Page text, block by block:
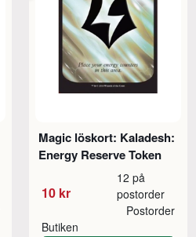
Magic löskort: Kaladesh:
Energy Reserve Token
10 kr
12 på
postorder
Butiken
Postorder